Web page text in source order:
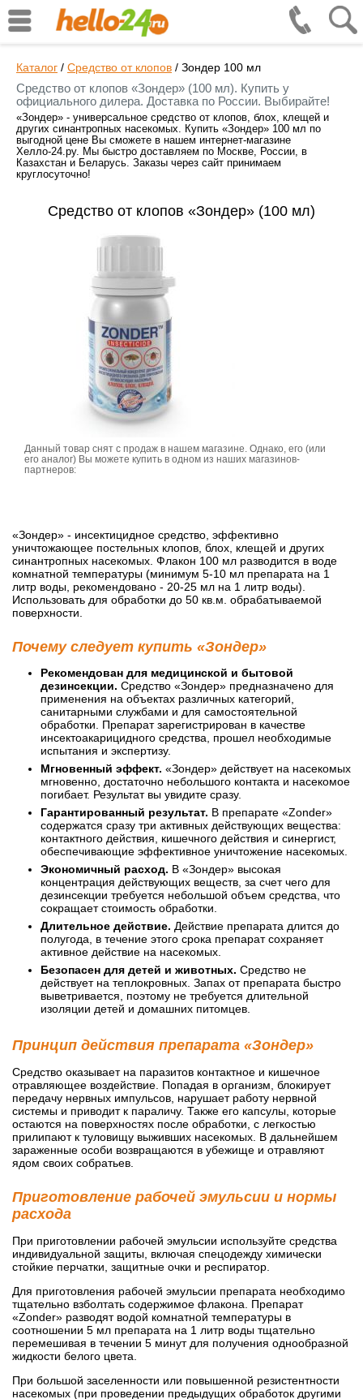
Каталог / Средство от клопов / Зондер 100 мл
Средство от клопов «Зондер» (100 мл). Купить у
официального дилера. Доставка по России. Выбирайте!
«Зондер» - универсальное средство от клопов, блох, клещей и
других синантропных насекомых. Купить «Зондер» 100 мл по
выгодной цене Вы сможете в нашем интернет-магазине
Хелло-24.ру. Мы быстро доставляем по Москве, России, в
Казахстан и Беларусь. Заказы через сайт принимаем
круглосуточно!
Средство от клопов «Зондер» (100 мл)
Данный товар снят с продаж в нашем магазине. Однако, его (или
его аналог) Вы можете купить в одном из наших магазинов-
партнеров:
«Зондер» - инсектицидное средство, эффективно
уничтожающее постельных клопов, блох, клещей и других
синантропных насекомых. Флакон 100 мл разводится в воде
комнатной температуры (минимум 5-10 мл препарата на 1
литр воды, рекомендовано - 20-25 мл на 1 литр воды).
Использовать для обработки до 50 кв.м. обрабатываемой
поверхности.
Почему следует купить «Зондер»
Рекомендован для медицинской и бытовой
дезинсекции. Средство «Зондер» предназначено для
применения на объектах различных категорий,
санитарными службами и для самостоятельной
обработки. Препарат зарегистрирован в качестве
инсектоакарицидного средства, прошел необходимые
испытания и экспертизу.
Мгновенный эффект. «Зондер» действует на насекомых
мгновенно, достаточно небольшого контакта и насекомое
погибает. Результат вы увидите сразу.
Гарантированный результат. В препарате «Zonder»
содержатся сразу три активных действующих вещества:
контактного действия, кишечного действия и синергист,
обеспечивающие эффективное уничтожение насекомых.
Экономичный расход. В «Зондер» высокая
концентрация действующих веществ, за счет чего для
дезинсекции требуется небольшой объем средства, что
сокращает стоимость обработки.
Длительное действие. Действие препарата длится до
полугода, в течение этого срока препарат сохраняет
активное действие на насекомых.
Безопасен для детей и животных. Средство не
действует на теплокровных. Запах от препарата быстро
выветривается, поэтому не требуется длительной
изоляции детей и домашних питомцев.
Принцип действия препарата «Зондер»
Средство оказывает на паразитов контактное и кишечное
отравляющее воздействие. Попадая в организм, блокирует
передачу нервных импульсов, нарушает работу нервной
системы и приводит к параличу. Также его капсулы, которые
остаются на поверхностях после обработки, с легкостью
прилипают к туловищу выживших насекомых. В дальнейшем
зараженные особи возвращаются в убежище и отравляют
ядом своих собратьев.
Приготовление рабочей эмульсии и нормы
расхода
При приготовлении рабочей эмульсии используйте средства
индивидуальной защиты, включая спецодежду химически
стойкие перчатки, защитные очки и респиратор.
Для приготовления рабочей эмульсии препарата необходимо
тщательно взболтать содержимое флакона. Препарат
«Zonder» разводят водой комнатной температуры в
соотношении 5 мл препарата на 1 литр воды тщательно
перемешивая в течении 5 минут для получения однообразной
жидкости белого цвета.
При большой заселенности или повышенной резистентности
насекомых (при проведении предыдущих обработок другими